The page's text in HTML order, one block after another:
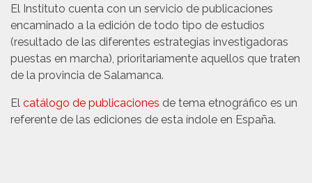
El Instituto cuenta con un servicio de publicaciones
encaminado a la edición de todo tipo de estudios
(resultado de las diferentes estrategias investigadoras
puestas en marcha), prioritariamente aquellos que traten
de la provincia de Salamanca.
El catálogo de publicaciones de tema etnográfico es un
referente de las ediciones de esta índole en España.